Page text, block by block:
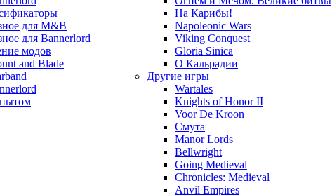
для M&B
для Bannerlord
модов
and Blade
На Карибы!
Napoleonic Wars
Viking Conquest
Gloria Sinica
О Кальрадии
Другие игры
Wartales
Knights of Honor II
Voor De Kroon
Смута
Manor Lords
Bellwright
Going Medieval
Chronicles: Medieval
Anvil Empires